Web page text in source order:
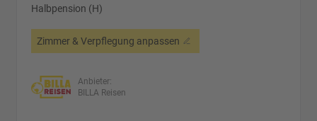
Halbpension (H)
Zimmer & Verpflegung anpassen
Anbieter:
BILLA Reisen